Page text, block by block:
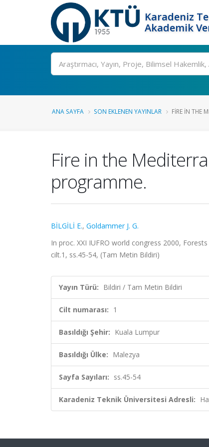
Karadeniz
Akademik
Ara
ANA SAYFA SON EKLENEN YAYINLAR FIRE IN THE
Fire in the
programme.
BİLGİLİ E., Goldammer J. G.
In proc. XXI IUFRO world congress 2000,
cilt.1, ss.45-54, (Tam Metin Bildiri)
Yayın Türü: Bildiri / Tam Metin Bildiri
Cilt numarası: 1
Basıldığı Şehir: Kuala Lumpur
Basıldığı Ülke: Malezya
Sayfa Sayıları: ss.45-54
Karadeniz Teknik Üniversitesi Adresli: